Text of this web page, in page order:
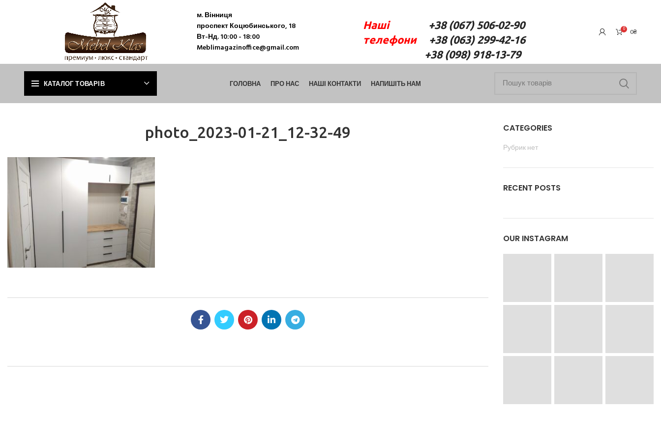
м. Вінниця
проспект Коцюбинського, 18
Вт-Нд. 10:00 - 18:00
Meblimagazinoffice@gmail.com
Наші+38 (067) 506-02-90
телефони+38 (063) 299-42-16
+38 (098) 918-13-79
0 0₴
КАТАЛОГ ТОВАРІВ ГОЛОВНА ПРО НАС НАШІ КОНТАКТИ НАПИШІТЬ НАМ
photo_2023-01-21_12-32-49
CATEGORIES
Рубрик нет
RECENT POSTS
OUR INSTAGRAM